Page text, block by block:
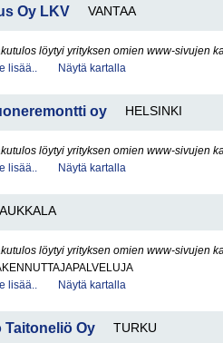
Oy LKV VANTAA
löytyi yrityksen omien www-sivujen
lisää..
Näytä kartalla
oy HELSINKI
löytyi yrityksen omien www-sivujen
lisää..
Näytä kartalla
löytyi yrityksen omien www-sivujen
lisää..
Näytä kartalla
Taitoneliö Oy TURKU